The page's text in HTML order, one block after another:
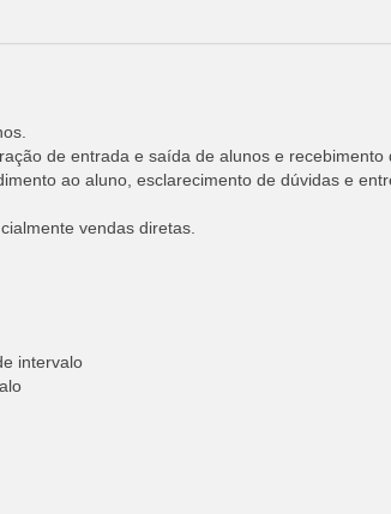
de entrada e saída de alunos e recebimento
ao aluno, esclarecimento de dúvidas e
vendas diretas.
intervalo